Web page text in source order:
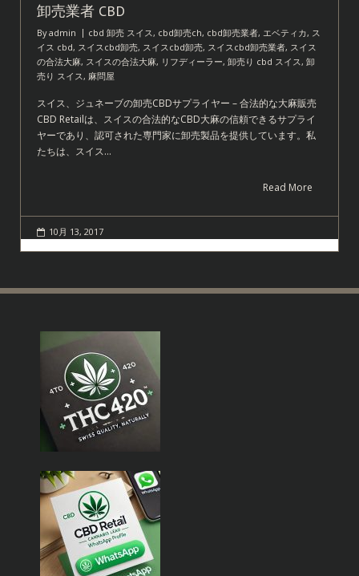
卸売業者 CBD
Byadmin cbd 卸売 スイス , cbd卸売ch, cbd卸売業者, エベティカ, ス
イス cbd, スイスcbd卸売, スイスcbd卸売, スイスcbd卸売業者, スイス
の合法大麻, スイスの合法大麻, リフディーラー, 卸売り cbd スイス , 卸
売り スイス , 麻問屋
スイス、ジュネーブの卸売CBDサプライヤー – 合法的な大麻販売
CBD Retailは、スイスの合法的なCBD大麻の信頼できるサプライ
ヤーであり、認可された専門家に卸売製品を提供しています。私
たちは、スイス…
Read More
10月 13, 2017